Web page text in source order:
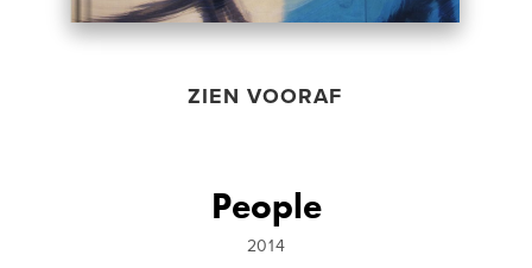
ZIEN VOORAF
People
2014